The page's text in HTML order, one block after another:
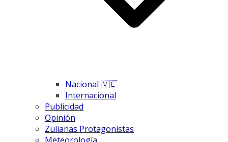
Nacional 🇻🇪
Internacional
Publicidad
Opinión
Zulianas Protagonistas